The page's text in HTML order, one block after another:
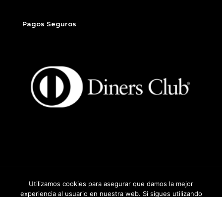
Pagos Seguros
2026©Sitio desarrollado por Beew, un producto de Dados
Utilizamos cookies para asegurar que damos la mejor
experiencia al usuario en nuestra web. Si sigues utilizando